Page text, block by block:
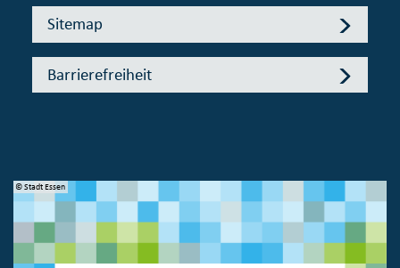
Sitemap
Barrierefreiheit
© Stadt Essen